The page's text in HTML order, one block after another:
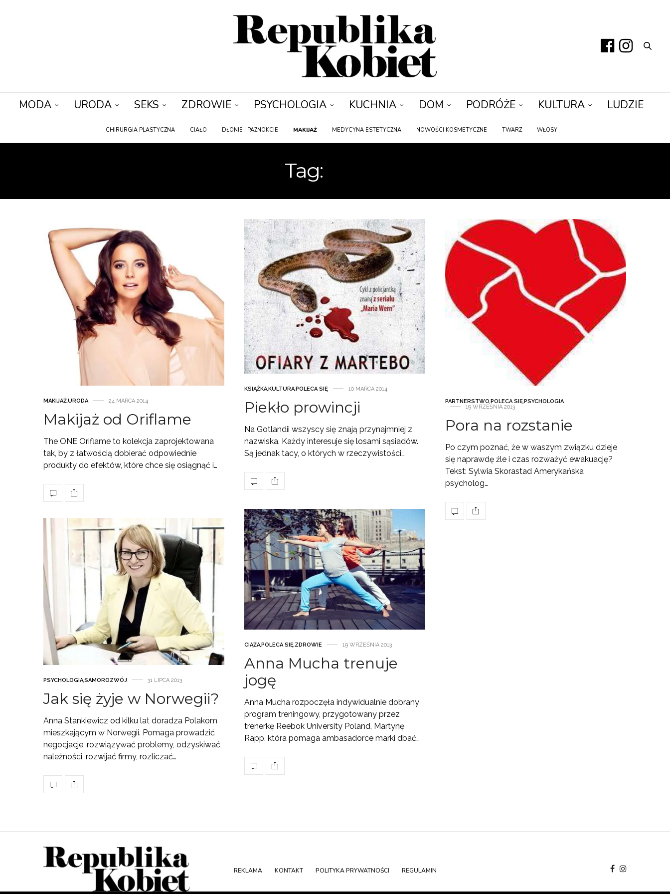
MODA URODA SEKS ZDROWIE PSYCHOLOGIA KUCHNIA DOM PODRÓŻE KULTURA LUDZIE
CHIRURGIA PLASTYCZNA CIAŁO DŁONIE I PAZNOKCIE MAKIJAŻ MEDYCYNA ESTETYCZNA NOWOŚCI KOSMETYCZNE TWARZ WŁOSY
Tag:
MAKIJAŻ,URODA 24 MARCA 2014
Makijaż od Oriflame
The ONE Oriflame to kolekcja zaprojektowana
tak, by z łatwością dobierać odpowiednie
produkty do efektów, które chce się osiągnąć i…
KSIĄŻKA,KULTURA,POLECA SIĘ 10 MARCA 2014
Piekło prowincji
Na Gotlandii wszyscy się znają przynajmniej z
nazwiska. Każdy interesuje się losami sąsiadów.
Są jednak tacy, o których w rzeczywistości…
PARTNERSTWO,POLECA SIĘ,PSYCHOLOGIA
19 WRZEŚNIA 2013
Pora na rozstanie
Po czym poznać, że w waszym związku dzieje
się naprawdę źle i czas rozważyć ewakuację?
Tekst: Sylwia Skorastad Amerykańska
psycholog…
CIĄŻA,POLECA SIĘ,ZDROWIE 19 WRZEŚNIA 2013
Anna Mucha trenuje
jogę
Anna Mucha rozpoczęła indywidualnie dobrany
program treningowy, przygotowany przez
trenerkę Reebok University Poland, Martynę
Rapp, która pomaga ambasadorce marki dbać…
PSYCHOLOGIA,SAMOROZWÓJ 31 LIPCA 2013
Jak się żyje w Norwegii?
Anna Stankiewicz od kilku lat doradza Polakom
mieszkającym w Norwegii. Pomaga prowadzić
negocjacje, rozwiązywać problemy, odzyskiwać
należności, rozwijać firmy, rozliczać…
REKLAMA KONTAKT POLITYKA PRYWATNOŚCI REGULAMIN